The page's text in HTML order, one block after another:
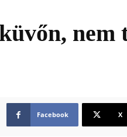
nem
Facebook X